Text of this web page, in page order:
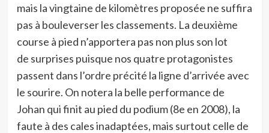
mais la vingtaine de kilomètres proposée ne suffira
pas à bouleverser les classements. La deuxième
course à pied n’apportera pas non plus son lot
de surprises puisque nos quatre protagonistes
passent dans l’ordre précité la ligne d’arrivée avec
le sourire. On notera la belle performance de
Johan qui finit au pied du podium (8e en 2008), la
faute à des cales inadaptées, mais surtout celle de